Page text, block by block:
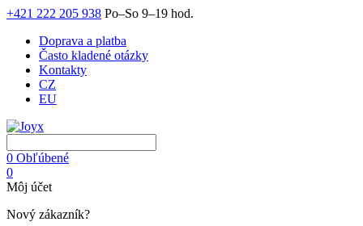
+421 222 205 938 Po–So 9–19 hod.
Doprava a platba
Často kladené otázky
Kontakty
CZ
EU
0 Obľúbené
0
Môj účet
Nový zákazník?